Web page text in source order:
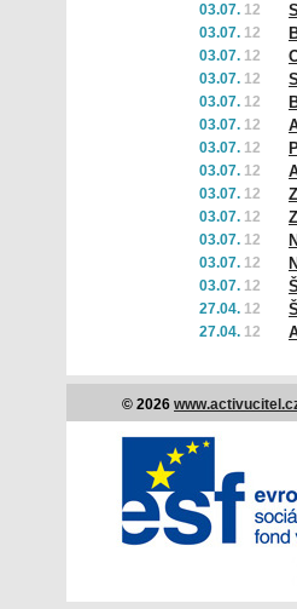
03.07. 12
03.07. 12
03.07. 12
03.07. 12
03.07. 12
03.07. 12
03.07. 12
03.07. 12
03.07. 12
03.07. 12
03.07. 12
03.07. 12
03.07. 12
27.04. 12
27.04. 12
© 2026